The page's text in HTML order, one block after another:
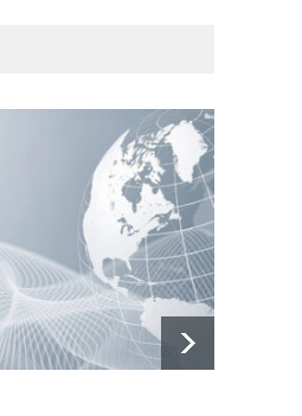
Irak'taki iktidar koalisyonu,
Irak'taki silahlı grupları uyardı
6 Ağustos 2026